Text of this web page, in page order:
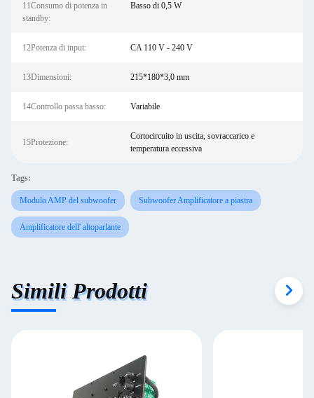
11Consumo di potenza in
standby:
Basso di 0,5 W
12Potenza di input: CA 110 V - 240 V
13Dimensioni: 215*180*3,0 mm
14Controllo passa basso: Variabile
15Protezione:
Cortocircuito in uscita, sovraccarico e
temperatura eccessiva
Tags:
Modulo AMP del subwoofer Subwoofer Amplificatore a piastra
Amplificatore dell' altoparlante
Simili Prodotti